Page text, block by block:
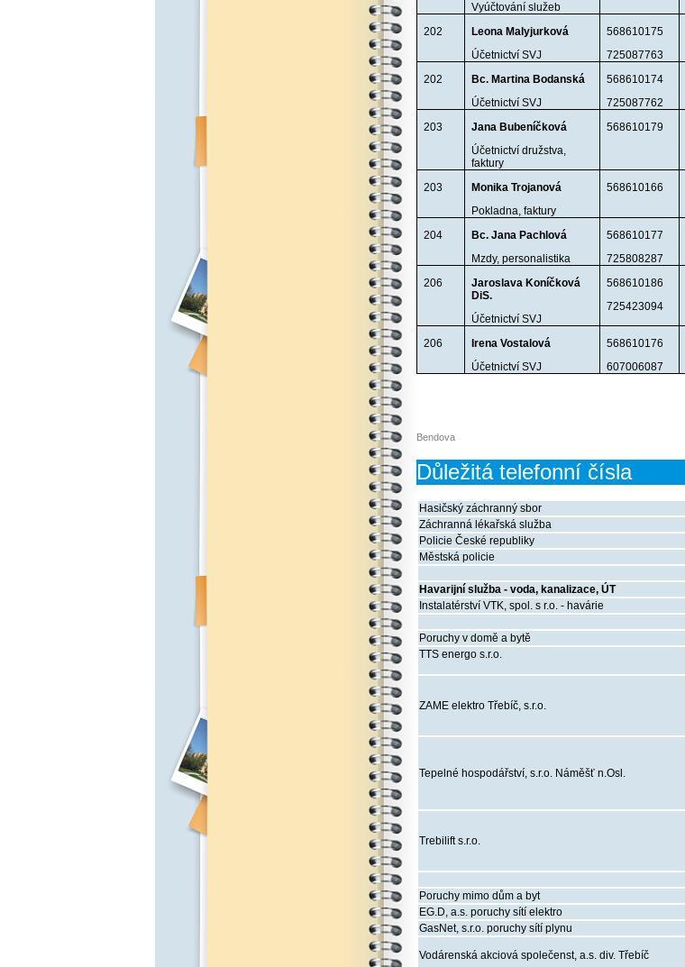
Vyúčtování služeb
202
Leona Malyjurková
Účetnictví SVJ
568610175
725087763
202
Bc. Martina Bodanská
Účetnictví SVJ
568610174
725087762
203
Jana Bubeníčková
Účetnictví družstva,
faktury
568610179
203
Monika Trojanová
Pokladna, faktury
568610166
204
Bc. Jana Pachlová
Mzdy, personalistika
568610177
725808287
206
Jaroslava Koníčková
DiS.
Účetnictví SVJ
568610186
725423094
206
Irena Vostalová
Účetnictví SVJ
568610176
607006087
Bendova
Důležitá telefonní čísla
Hasičský záchranný sbor
Záchranná lékařská služba
Policie České republiky
Městská policie
Havarijní služba - voda, kanalizace, ÚT
Instalatérství VTK, spol. s r.o. - havárie
Poruchy v domě a bytě
TTS energo s.r.o.
ZAME elektro Třebíč, s.r.o.
Tepelné hospodářství, s.r.o. Náměšť n.Osl.
Trebilift s.r.o.
Poruchy mimo dům a byt
EG.D, a.s. poruchy sítí elektro
GasNet, s.r.o. poruchy sítí plynu
Vodárenská akciová společenst, a.s. div. Třebíč